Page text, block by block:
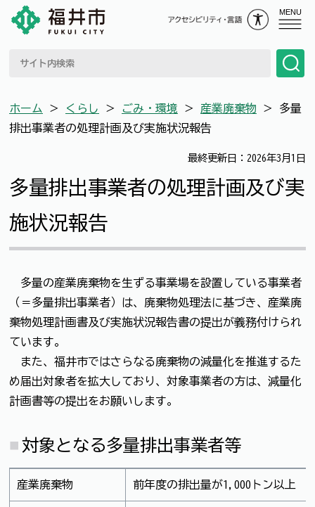
MENU
ホーム ＞ くらし ＞ ごみ・環境 ＞ 産業廃棄物 ＞ 多量
排出事業者の処理計画及び実施状況報告
最終更新日：2026年3月1日
多量排出事業者の処理計画及び実
施状況報告
多量の産業廃棄物を生ずる事業場を設置している事業者
（＝多量排出事業者）は、廃棄物処理法に基づき、産業廃
棄物処理計画書及び実施状況報告書の提出が義務付けられ
ています。
また、福井市ではさらなる廃棄物の減量化を推進するた
め届出対象者を拡大しており、対象事業者の方は、減量化
計画書等の提出をお願いします。
対象となる多量排出事業者等
産業廃棄物 前年度の排出量が1,000トン以上